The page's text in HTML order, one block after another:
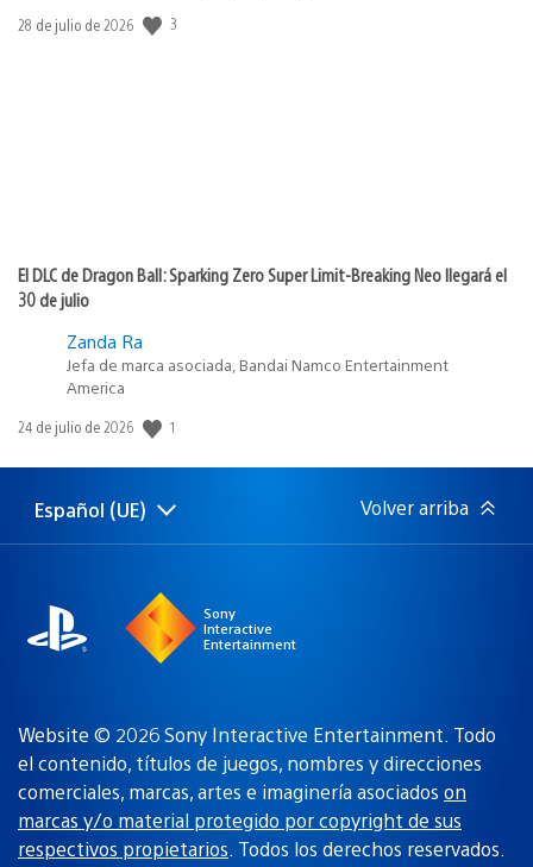
Fecha
28 de julio de 2026 3
El DLC de Dragon Ball: Sparking Zero Super Limit-Breaking Neo llegará el
30 de julio
Zanda Ra
Jefa de marca asociada, Bandai Namco Entertainment
America
Fecha
publicación:
24 de julio de 2026 1
Selecciona
una
Región
actual:
Español (UE) Volver arriba
Sony
Interactive
Entertainment
Website © 2026 Sony Interactive Entertainment. Todo
el contenido, títulos de juegos, nombres y direcciones
comerciales, marcas, artes e imaginería asociados on
marcas y/o material protegido por copyright de sus
respectivos propietarios. Todos los derechos reservados.